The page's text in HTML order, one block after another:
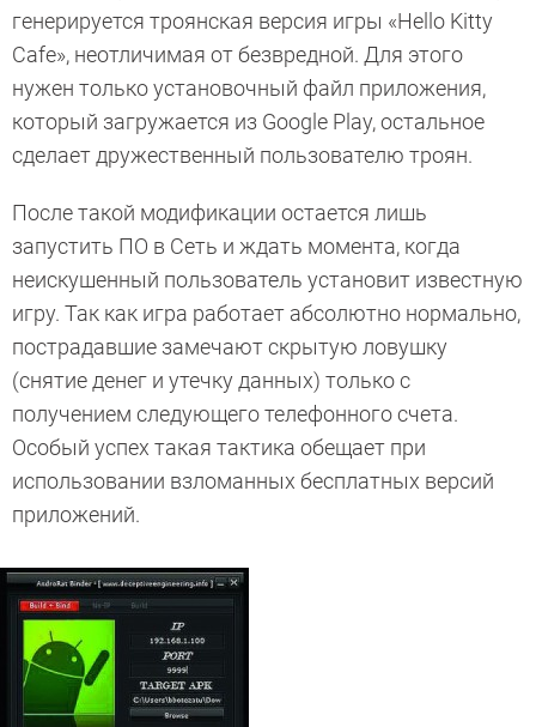
генерируется троянская версия игры «Hello Kitty
Cafe», неотличимая от безвредной. Для этого
нужен только установочный файл приложения,
который загружается из Google Play, остальное
сделает дружественный пользователю троян.
После такой модификации остается лишь
запустить ПО в Сеть и ждать момента, когда
неискушенный пользователь установит известную
игру. Так как игра работает абсолютно нормально,
пострадавшие замечают скрытую ловушку
(снятие денег и утечку данных) только с
получением следующего телефонного счета.
Особый успех такая тактика обещает при
использовании взломанных бесплатных версий
приложений.